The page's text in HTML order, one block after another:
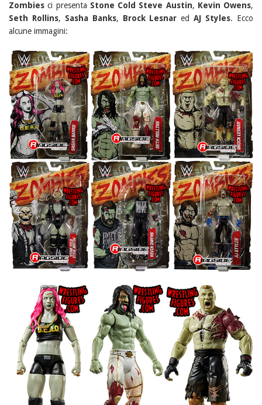
Zombies ci presenta Stone Cold Steve Austin, Kevin Owens,
Seth Rollins, Sasha Banks, Brock Lesnar edAJ Styles. Ecco
alcune immagini: